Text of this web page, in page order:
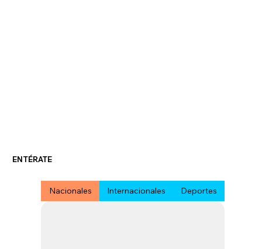
ENTÉRATE
Nacionales Internacionales Deportes